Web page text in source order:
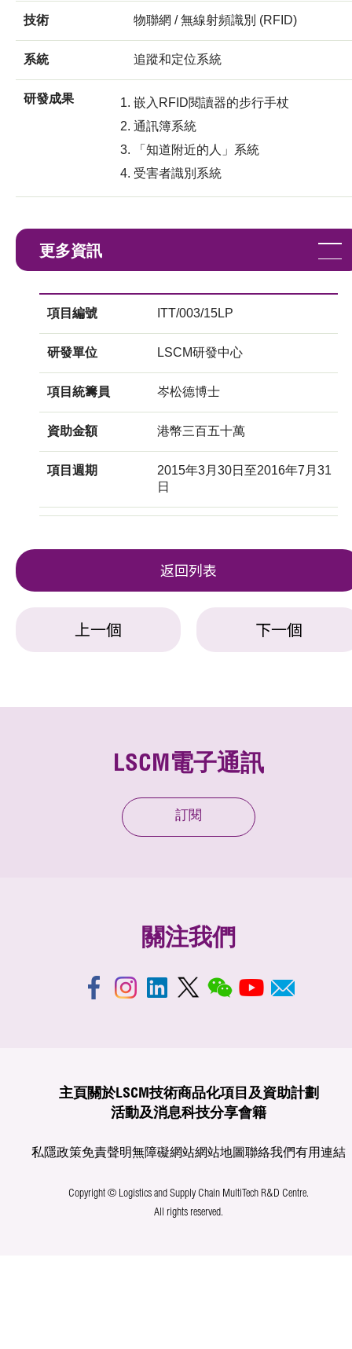
技術 物聯網 / 無線射頻識別 (RFID)
系統 追蹤和定位系統
研發成果
嵌入RFID閱讀器的步行手杖
通訊簿系統
「知道附近的人」系統
受害者識別系統
更多資訊
項目編號 ITT/003/15LP
研發單位 LSCM研發中心
項目統籌員 岑松德博士
資助金額 港幣三百五十萬
項目週期
2015年3月30日至2016年7月31
日
返回列表
上一個 下一個
LSCM電子通訊
訂閱
關注我們
主頁 關於LSCM技術商品化項目及資助計劃
活動及消息科技分享會籍
私隱政策免責聲明無障礙網站網站地圖聯絡我們有用連結
Copyright © Logistics and Supply Chain MultiTech R&D Centre.
All rights reserved.